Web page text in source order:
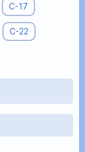
С-17
С-22